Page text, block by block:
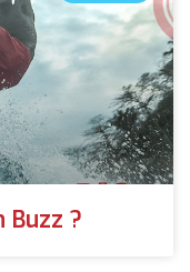
Buzz ?